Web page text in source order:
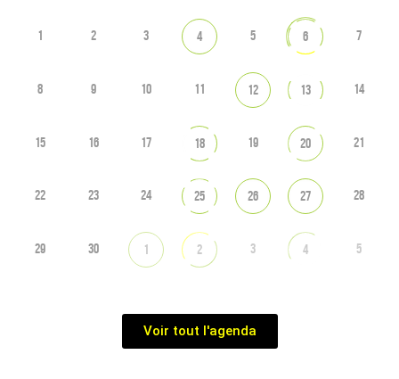
1 2 3 4 5 6 7
8 9 10 11 12 13 14
15 16 17 18 19 20 21
22 23 24 25 26 27 28
29 30 1 2 3 4 5
Voir tout l'agenda